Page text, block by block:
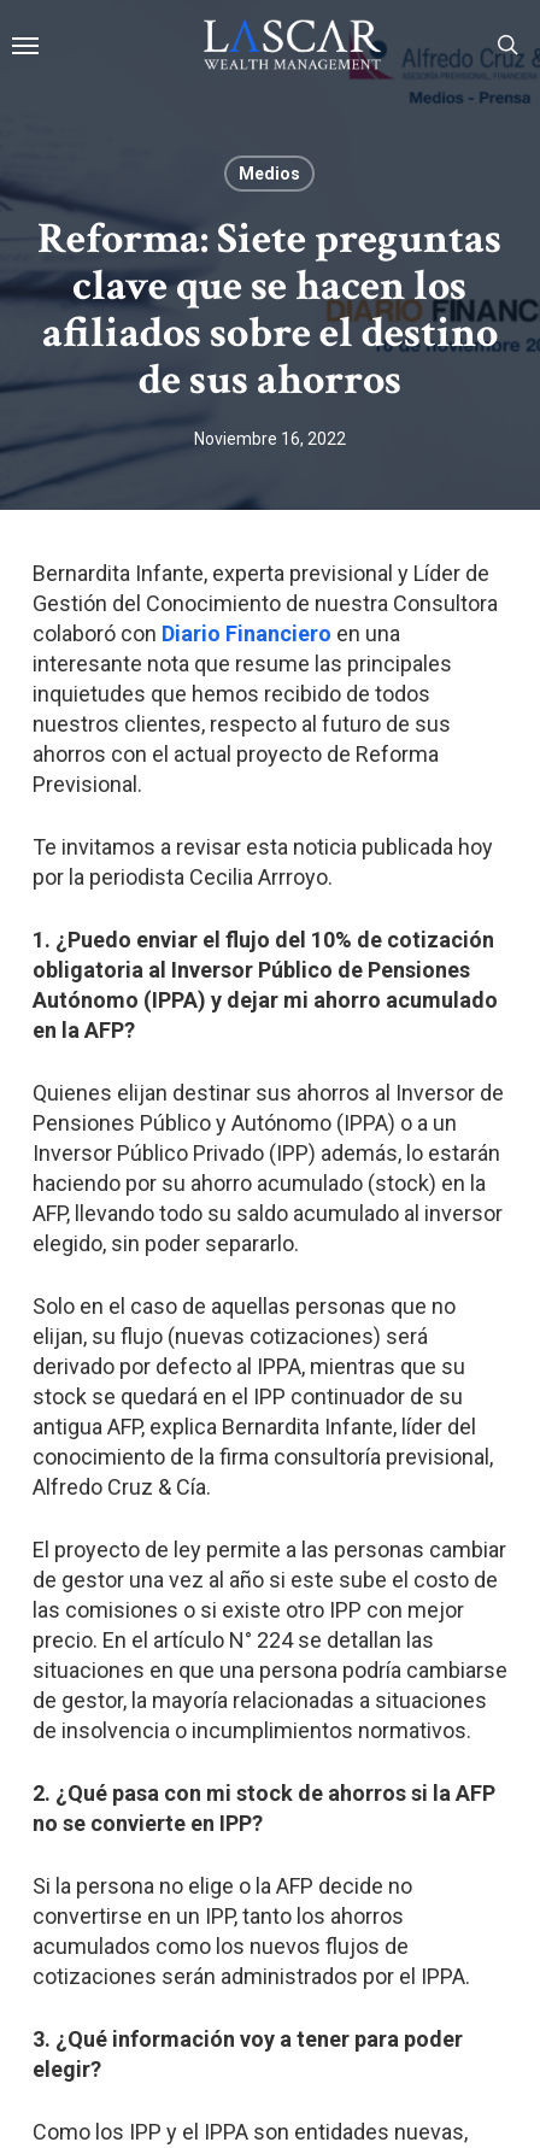
main
Medios
Reforma: Siete preguntas
clave que se hacen los
afiliados sobre el destino
de sus ahorros
Noviembre 16, 2022
Bernardita Infante, experta previsional y Líder de
Gestión del Conocimiento de nuestra Consultora
colaboró con Diario Financiero en una
interesante nota que resume las principales
inquietudes que hemos recibido de todos
nuestros clientes, respecto al futuro de sus
ahorros con el actual proyecto de Reforma
Previsional.
Te invitamos a revisar esta noticia publicada hoy
por la periodista Cecilia Arrroyo.
1. ¿Puedo enviar el flujo del 10% de cotización
obligatoria al Inversor Público de Pensiones
Autónomo (IPPA) y dejar mi ahorro acumulado
en la AFP?
Quienes elijan destinar sus ahorros al Inversor de
Pensiones Público y Autónomo (IPPA) o a un
Inversor Público Privado (IPP) además, lo estarán
haciendo por su ahorro acumulado (stock) en la
AFP, llevando todo su saldo acumulado al inversor
elegido, sin poder separarlo.
Solo en el caso de aquellas personas que no
elijan, su flujo (nuevas cotizaciones) será
derivado por defecto al IPPA, mientras que su
stock se quedará en el IPP continuador de su
antigua AFP, explica Bernardita Infante, líder del
conocimiento de la firma consultoría previsional,
Alfredo Cruz & Cía.
El proyecto de ley permite a las personas cambiar
de gestor una vez al año si este sube el costo de
las comisiones o si existe otro IPP con mejor
precio. En el artículo N° 224 se detallan las
situaciones en que una persona podría cambiarse
de gestor, la mayoría relacionadas a situaciones
de insolvencia o incumplimientos normativos.
2. ¿Qué pasa con mi stock de ahorros si la AFP
no se convierte en IPP?
Si la persona no elige o la AFP decide no
convertirse en un IPP, tanto los ahorros
acumulados como los nuevos flujos de
cotizaciones serán administrados por el IPPA.
3. ¿Qué información voy a tener para poder
elegir?
Como los IPP y el IPPA son entidades nuevas,